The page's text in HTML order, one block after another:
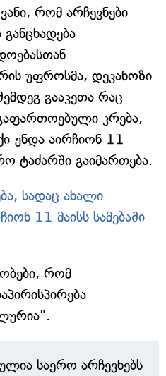
რომ არჩევნები
უფროსმა, დეკანოზი
გააკეთა რაც
კრება,
უნდა აირჩიონ 11
ტაძარში გაიმართება.
სადაც ახალი
11 მაისს სამებაში
რომ
საერო არჩევნებს